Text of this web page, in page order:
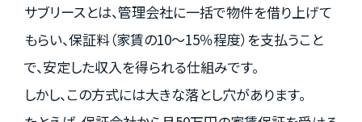
サブリースとは、管理会社に一括で物件を借り上げて
もらい、保証料（家賃の10～15％程度）を支払うこと
で、安定した収入を得られる仕組みです。
しかし、この方式には大きな落とし穴があります。